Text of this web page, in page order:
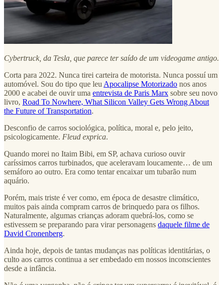
Cybertruck, da Tesla, que parece ter saído de um videogame antigo.
Corta para 2022. Nunca tirei carteira de motorista. Nunca possuí um
automóvel. Sou do tipo que leu Apocalipse Motorizado nos anos
2000 e acabei de ouvir uma entrevista de Paris Marx sobre seu novo
livro, Road To Nowhere, What Silicon Valley Gets Wrong About
the Future of Transportation.
Desconfio de carros sociológica, política, moral e, pelo jeito,
psicologicamente. Fleud exprica.
Quando morei no Itaim Bibi, em SP, achava curioso ouvir
caríssimos carros turbinados, que aceleravam loucamente… de um
semáforo ao outro. Era como tentar encaixar um tubarão num
aquário.
Porém, mais triste é ver como, em época de desastre climático,
muitos pais ainda compram carros de brinquedo para os filhos.
Naturalmente, algumas crianças adoram quebrá-los, como se
estivessem se preparando para virar personagens daquele filme de
David Cronenberg.
Ainda hoje, depois de tantas mudanças nas políticas identitárias, o
culto aos carros continua a ser embedado em nossos inconscientes
desde a infância.